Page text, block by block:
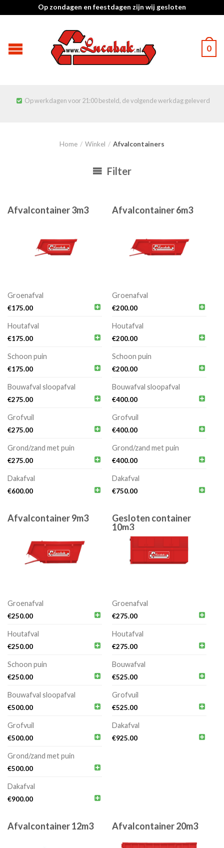
Op zondagen en feestdagen zijn wij gesloten
0
 Op werkdagen voor 21:00 besteld, de volgende werkdag geleverd
Home / Winkel / Afvalcontainers
Filter
Afvalcontainer 3m3
Groenafval
€175.00 
Houtafval
€175.00 
Schoon puin
€175.00 
Bouwafval sloopafval
€275.00 
Grofvuil
€275.00 
Grond/zand met puin
€275.00 
Dakafval
€600.00 
Afvalcontainer 6m3
Groenafval
€200.00 
Houtafval
€200.00 
Schoon puin
€200.00 
Bouwafval sloopafval
€400.00 
Grofvuil
€400.00 
Grond/zand met puin
€400.00 
Dakafval
€750.00 
Afvalcontainer 9m3
Groenafval
€250.00 
Houtafval
€250.00 
Schoon puin
€250.00 
Bouwafval sloopafval
€500.00 
Grofvuil
€500.00 
Grond/zand met puin
€500.00 
Dakafval
€900.00 
Gesloten container
10m3
Groenafval
€275.00 
Houtafval
€275.00 
Bouwafval
€525.00 
Grofvuil
€525.00 
Dakafval
€925.00 
Afvalcontainer 12m3 Afvalcontainer 20m3